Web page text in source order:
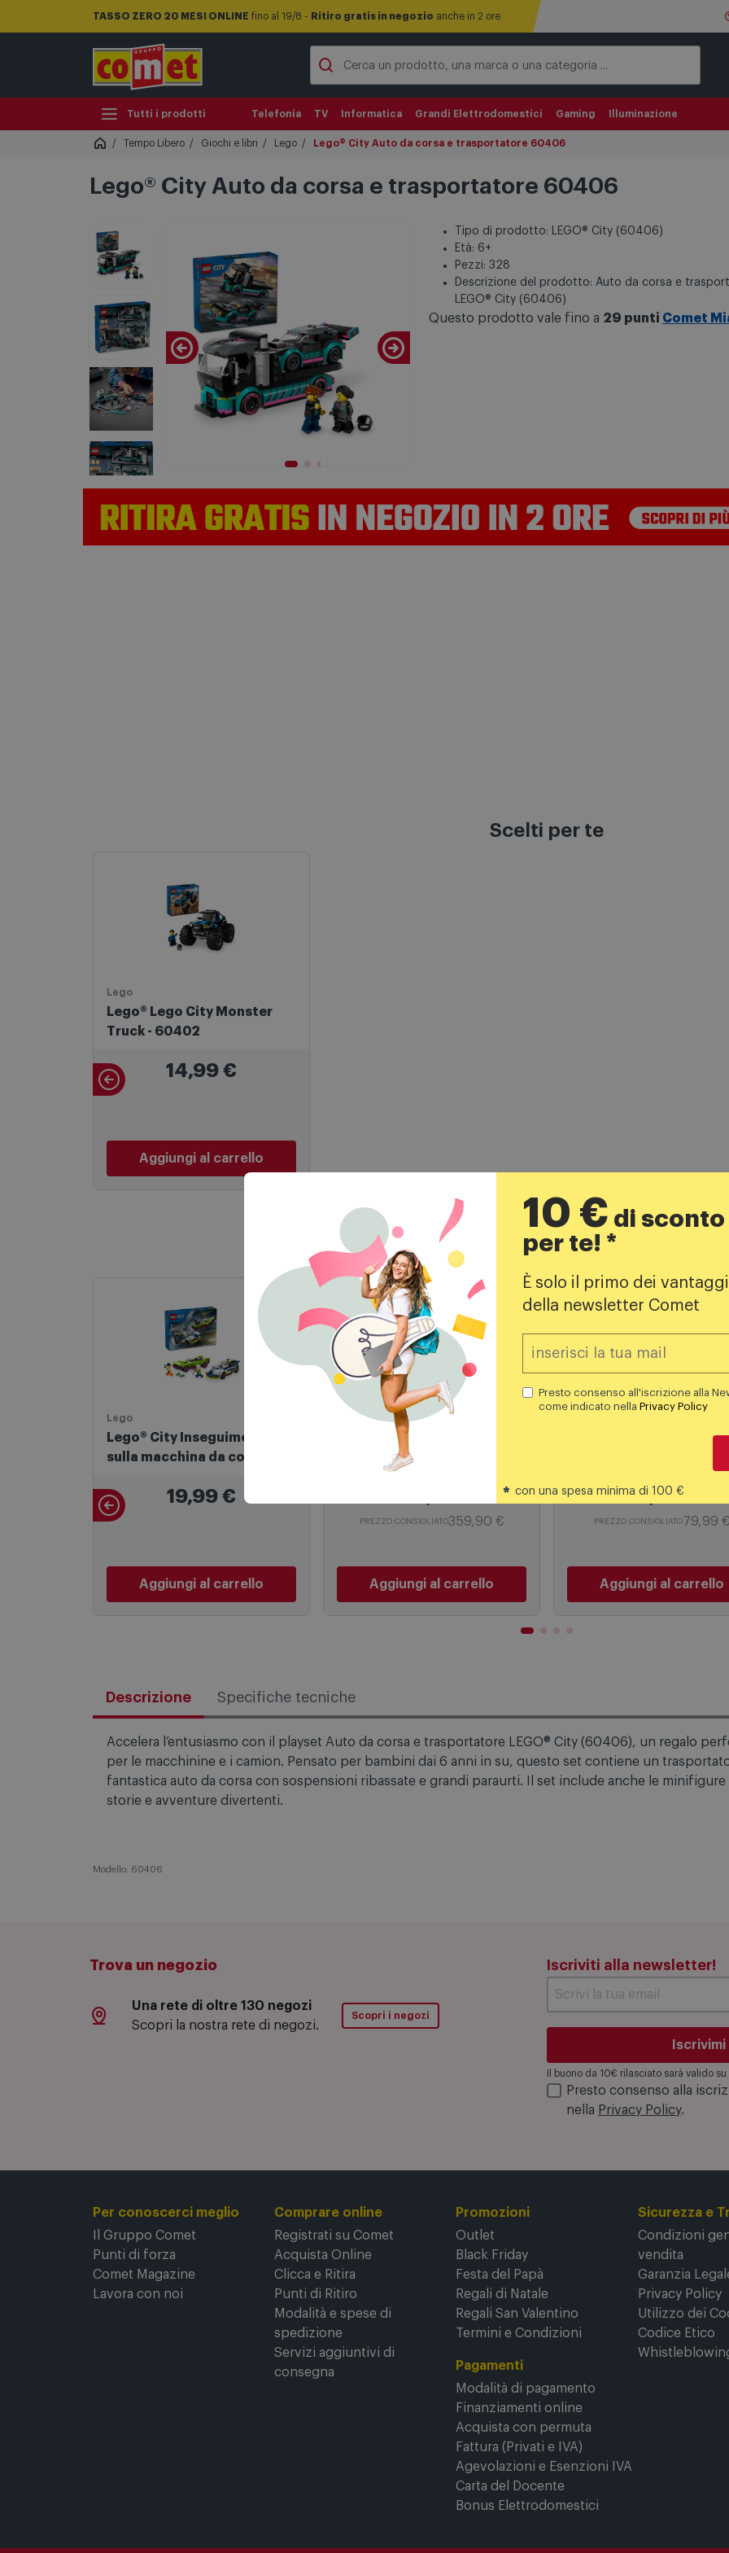
TASSO ZERO 20 MESI ONLINE fino al 19/8 - Ritiro gratis in negozio anche in 2 ore
Tutti i prodotti Telefonia TV Informatica Grandi Elettrodomestici Gaming Illuminazione
Tempo Libero Giochi e libri Lego Lego® City Auto da corsa e trasportatore 60406
Lego® City Auto da corsa e trasportatore 60406
Tipo di prodotto: LEGO® City (60406)
Età: 6+
Pezzi: 328
Descrizione del prodotto: Auto da corsa e
LEGO® City (60406)
Questo prodotto vale fino a 29 punti Comet
Scelti per te
Lego
Lego® Lego City Monster
Truck - 60402
14,99 €
Aggiungi al carrello
Prodotti simili
Lego
Lego® City Inseguimento
sulla macchina da corsa
19,99 €
Aggiungi al carrello
Novità
Smartphone
Samsung Galaxy A27 5G
6+128GB Black
PREZZO CONSIGLIATO359,90 €
Aggiungi al carrello
55,99€
PREZZO CONSIGLIATO79,99 €
Aggiungi al carrello
Descrizione Specifiche tecniche
Accelera l’entusiasmo con il playset Auto da corsa e trasportatore LEGO® City (60406), un regalo
per le macchinine e i camion. Pensato per bambini dai 6 anni in su, questo set contiene un
fantastica auto da corsa con sospensioni ribassate e grandi paraurti. Il set include anche le
storie e avventure divertenti.
Modello: 60406
Trova un negozio
Una rete di oltre 130 negozi
Scopri la nostra rete di negozi.
Scopri i negozi
Iscriviti alla newsletter!
Iscrivimi
Il buono da 10€ rilasciato sarà valido
Presto consenso alla
nella Privacy Policy.
Per conoscerci meglio
Il Gruppo Comet
Punti di forza
Comet Magazine
Lavora con noi
Comprare online
Registrati su Comet
Acquista Online
Clicca e Ritira
Punti di Ritiro
Modalità e spese di
spedizione
Servizi aggiuntivi di
consegna
Promozioni
Outlet
Black Friday
Festa del Papà
Regali di Natale
Regali San Valentino
Termini e Condizioni
Pagamenti
Modalità di pagamento
Finanziamenti online
Acquista con permuta
Fattura (Privati e IVA)
Agevolazioni e Esenzioni IVA
Carta del Docente
Bonus Elettrodomestici
Sicurezza e
Condizioni
vendita
Garanzia
Privacy Policy
Utilizzo dei
Codice Etico
10 € di
per te! *
È solo il primo dei
della newsletter Comet
Presto consenso all'iscrizione alla
come indicato nella Privacy Policy
* con una spesa minima di 100 €